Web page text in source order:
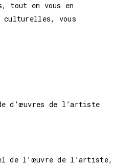
tout en vous en
culturelles, vous
d’œuvres de l’artiste
de l’œuvre de l’artiste,